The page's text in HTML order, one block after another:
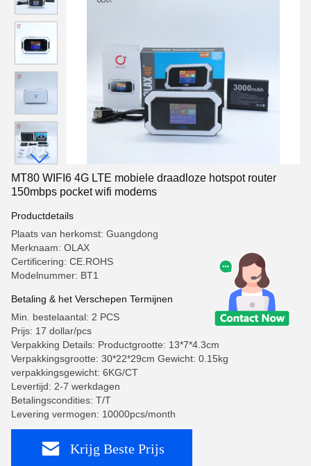
MT80 WIFI6 4G LTE mobiele draadloze hotspot router
150mbps pocket wifi modems
Productdetails
Plaats van herkomst: Guangdong
Merknaam: OLAX
Certificering: CE.ROHS
Modelnummer: BT1
Betaling & het Verschepen Termijnen
Min. bestelaantal: 2 PCS
Prijs: 17 dollar/pcs
Verpakking Details: Productgrootte: 13*7*4.3cm
Verpakkingsgrootte: 30*22*29cm Gewicht: 0.15kg
verpakkingsgewicht: 6KG/CT
Levertijd: 2-7 werkdagen
Betalingscondities: T/T
Levering vermogen: 10000pcs/month
Krijg Beste Prijs